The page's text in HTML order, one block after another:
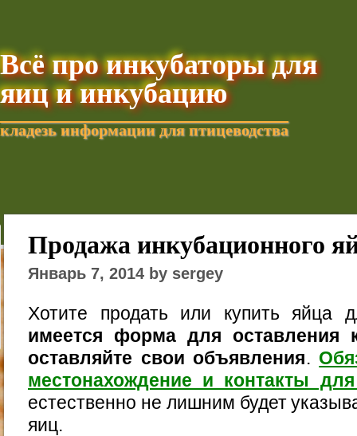
Всё про инкубаторы для
яиц и инкубацию
кладезь информации для птицеводства
Добавить текущую
Продажа инкубационного
Январь 7, 2014 by sergey
Хотите продать или купить яйца
имеется форма для оставления
оставляйте свои объявления.
местонахождение и контакты
естественно не лишним будет
яиц.